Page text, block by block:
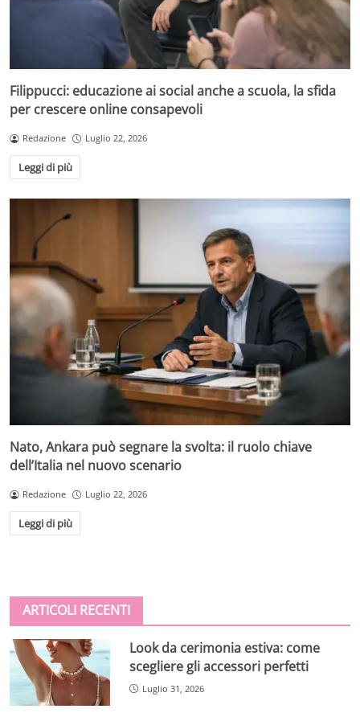
Filippucci: educazione ai social anche a scuola, la sfida
per crescere online consapevoli
Redazione Luglio 22, 2026
Leggi di più
Nato, Ankara può segnare la svolta: il ruolo chiave
dell’Italia nel nuovo scenario
Redazione Luglio 22, 2026
Leggi di più
ARTICOLI RECENTI
Look da cerimonia estiva: come
scegliere gli accessori perfetti
Luglio 31, 2026